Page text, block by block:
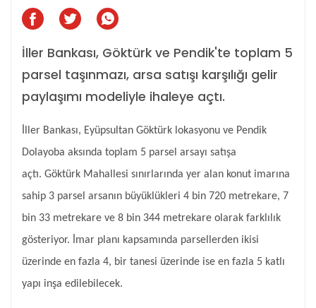
İller Bankası, Göktürk ve Pendik'te toplam 5
parsel taşınmazı, arsa satışı karşılığı gelir
paylaşımı modeliyle ihaleye açtı.
İller Bankası, Eyüpsultan Göktürk lokasyonu ve Pendik
Dolayoba aksında toplam 5 parsel arsayı satışa
açtı. Göktürk Mahallesi sınırlarında yer alan konut imarına
sahip 3 parsel arsanın büyüklükleri 4 bin 720 metrekare, 7
bin 33 metrekare ve 8 bin 344 metrekare olarak farklılık
gösteriyor. İmar planı kapsamında parsellerden ikisi
üzerinde en fazla 4, bir tanesi üzerinde ise en fazla 5 katlı
yapı inşa edilebilecek.